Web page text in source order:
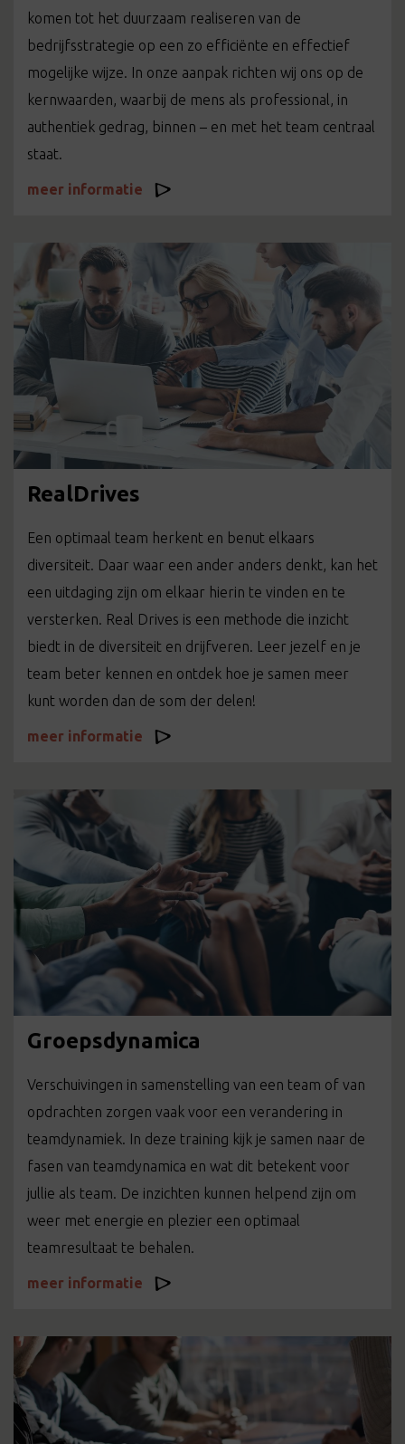
komen tot het duurzaam realiseren van de
bedrijfsstrategie op een zo efficiënte en effectief
mogelijke wijze. In onze aanpak richten wij ons op de
kernwaarden, waarbij de mens als professional, in
authentiek gedrag, binnen – en met het team centraal
staat.
meer informatie
RealDrives
Een optimaal team herkent en benut elkaars
diversiteit. Daar waar een ander anders denkt, kan het
een uitdaging zijn om elkaar hierin te vinden en te
versterken. Real Drives is een methode die inzicht
biedt in de diversiteit en drijfveren. Leer jezelf en je
team beter kennen en ontdek hoe je samen meer
kunt worden dan de som der delen!
meer informatie
Groepsdynamica
Verschuivingen in samenstelling van een team of van
opdrachten zorgen vaak voor een verandering in
teamdynamiek. In deze training kijk je samen naar de
fasen van teamdynamica en wat dit betekent voor
jullie als team. De inzichten kunnen helpend zijn om
weer met energie en plezier een optimaal
teamresultaat te behalen.
meer informatie